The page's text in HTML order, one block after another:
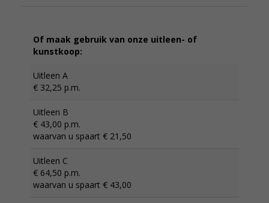
Of maak gebruik van onze uitleen- of
kunstkoop:
Uitleen A
€ 32,25 p.m.
Uitleen B
€ 43,00 p.m.
waarvan u spaart € 21,50
Uitleen C
€ 64,50 p.m.
waarvan u spaart € 43,00